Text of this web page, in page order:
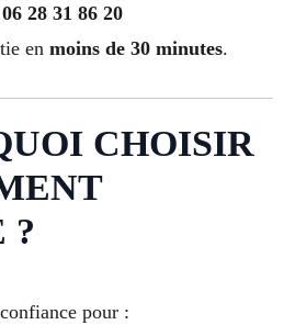
28 31 86 20
en moins de 30 minutes.
CHOISIR
?
pour :